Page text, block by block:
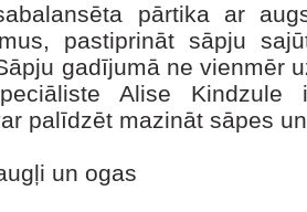
pārtika ar
pastiprināt sāpju
gadījumā ne vienmēr
Alise Kindzule
palīdzēt mazināt sāpes
un ogas